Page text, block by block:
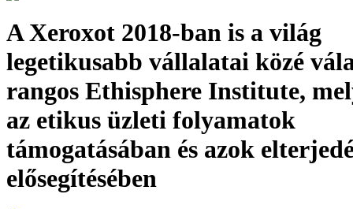
A Xeroxot 2018-ban is a világ
legetikusabb vállalatai közé
rangos Ethisphere Institute,
az etikus üzleti folyamatok
támogatásában és azok
elősegítésében